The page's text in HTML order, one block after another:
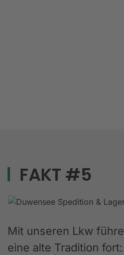
FAKT #5
Mit unseren Lkw
eine alte Tradition